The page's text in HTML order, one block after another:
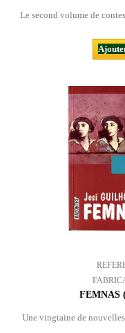
Le second volume de
FEMNAS
Une vingtaine de